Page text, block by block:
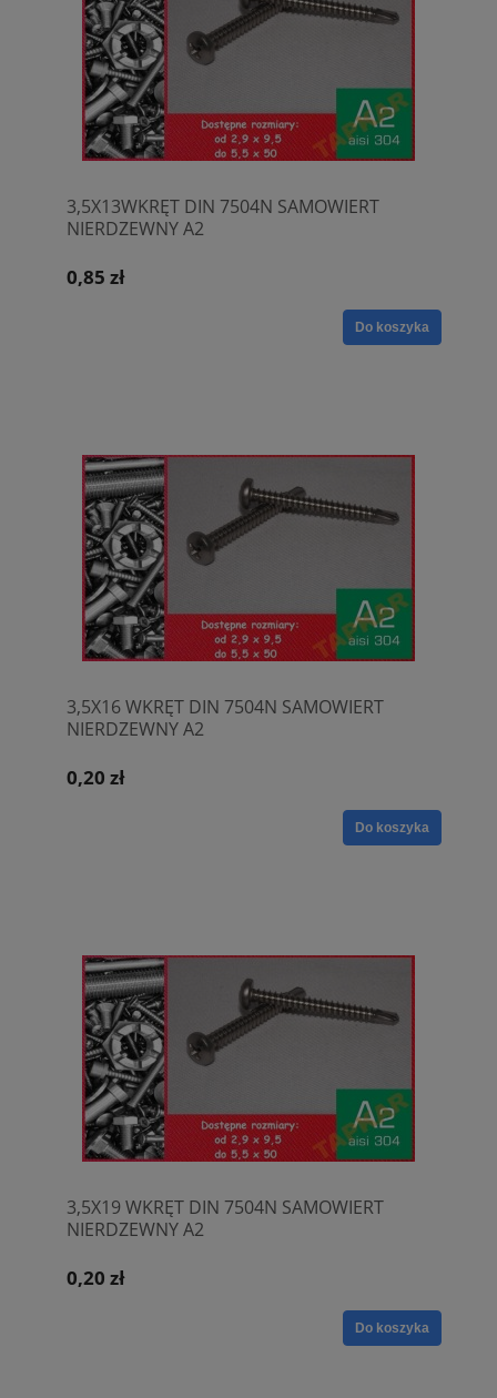
3,5X13WKRĘT DIN 7504N SAMOWIERT
NIERDZEWNY A2
0,85 zł
Do koszyka
3,5X16 WKRĘT DIN 7504N SAMOWIERT
NIERDZEWNY A2
0,20 zł
Do koszyka
3,5X19 WKRĘT DIN 7504N SAMOWIERT
NIERDZEWNY A2
0,20 zł
Do koszyka